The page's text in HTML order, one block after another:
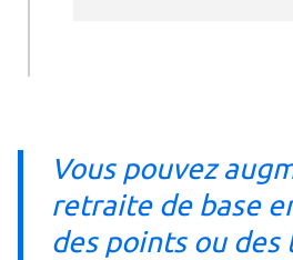
Vous pouvez
retraite de base
des points ou